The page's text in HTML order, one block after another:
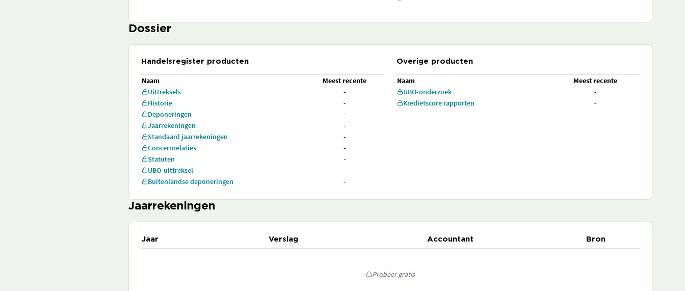
Dossier
Handelsregister producten
Naam
Meest recente
Uittreksels
-
Historie
-
Deponeringen
-
Jaarrekeningen
-
Standaard jaarrekeningen
-
Concernrelaties
-
Statuten
-
UBO-uittreksel
-
Buitenlandse deponeringen
-
Overige producten
Naam
Meest recente
UBO-onderzoek
-
Kredietscore rapporten
-
Jaarrekeningen
Jaar Verslag Accountant Bron
Probeer gratis